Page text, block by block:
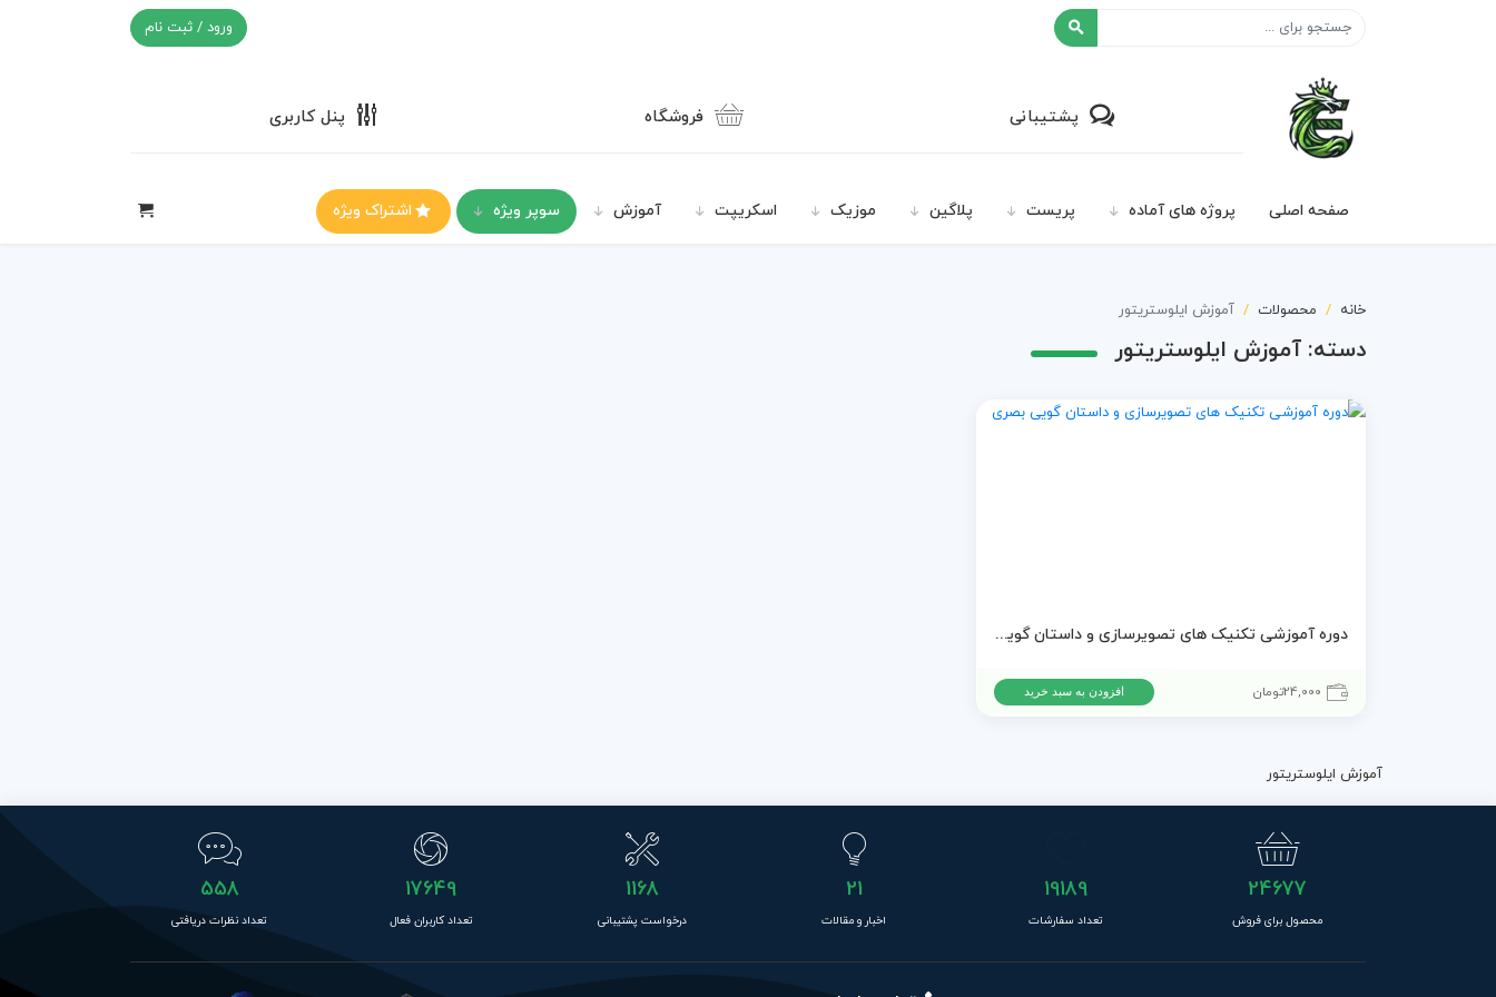
ورود / ثبت نام
پشتیبانی فروشگاه پنل کاربری
صفحه اصلی پروژه های آماده پریست پلاگین موزیک اسکریپت آموزش سوپر ویژه اشتراک ویژه
خانه محصولات آموزش ایلوستریتور
دسته: آموزش ایلوستریتور
دوره آموزشی تکنیک های تصویرسازی و داستان گویی بصری
24,000تومان افزودن به سبد خرید
آموزش ایلوستریتور
24677
محصول برای فروش
19189
تعداد سفارشات
21
اخبار و مقالات
1168
درخواست پشتیبانی
17649
تعداد کاربران فعال
558
تعداد نظرات دریافتی